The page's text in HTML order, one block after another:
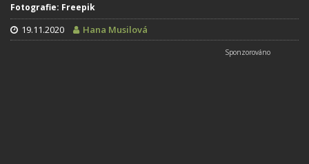
Fotografie: Freepik
19.11.2020 Hana Musilová